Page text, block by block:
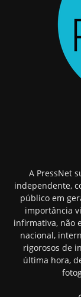
A PressNet
independente,
público em
importância
infirmativa, não
nacional,
rigorosos de
última hora,